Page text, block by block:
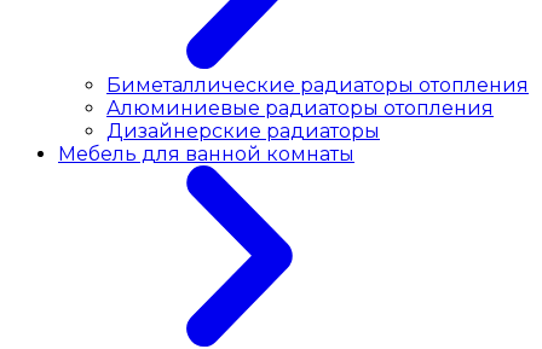
Биметаллические радиаторы отопления
Алюминиевые радиаторы отопления
Дизайнерские радиаторы
Мебель для ванной комнаты